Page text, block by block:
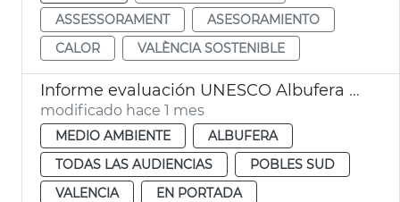
ASSESSORAMENT
ASESORAMIENTO
CALOR
VALÈNCIA SOSTENIBLE
Informe evaluación UNESCO Albufera València reserva biosfera
modificado hace 1 mes
MEDIO AMBIENTE
ALBUFERA
TODAS LAS AUDIENCIAS
POBLES SUD
VALENCIA
EN PORTADA